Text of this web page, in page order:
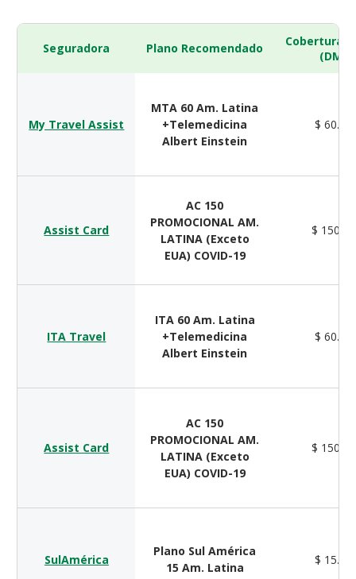
Seguradora Plano Recomendado
Cobertura
(DMH)
My Travel Assist
MTA 60 Am. Latina
+Telemedicina
Albert Einstein
$
Assist Card
AC 150
PROMOCIONAL AM.
LATINA (Exceto
EUA) COVID-19
$
ITA Travel
ITA 60 Am. Latina
+Telemedicina
Albert Einstein
$
Assist Card
AC 150
PROMOCIONAL AM.
LATINA (Exceto
EUA) COVID-19
$
SulAmérica
Plano Sul América
15 Am. Latina
$